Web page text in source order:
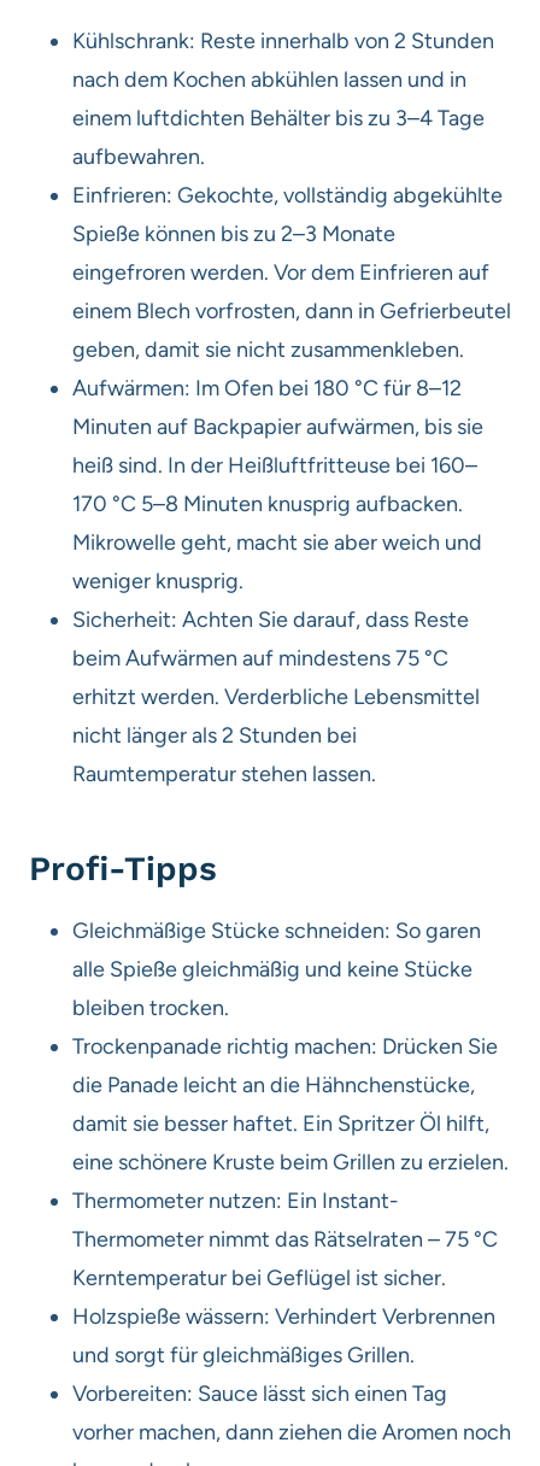
Kühlschrank: Reste innerhalb von 2 Stunden
nach dem Kochen abkühlen lassen und in
einem luftdichten Behälter bis zu 3–4 Tage
aufbewahren.
Einfrieren: Gekochte, vollständig abgekühlte
Spieße können bis zu 2–3 Monate
eingefroren werden. Vor dem Einfrieren auf
einem Blech vorfrosten, dann in Gefrierbeutel
geben, damit sie nicht zusammenkleben.
Aufwärmen: Im Ofen bei 180 °C für 8–12
Minuten auf Backpapier aufwärmen, bis sie
heiß sind. In der Heißluftfritteuse bei 160–
170 °C 5–8 Minuten knusprig aufbacken.
Mikrowelle geht, macht sie aber weich und
weniger knusprig.
Sicherheit: Achten Sie darauf, dass Reste
beim Aufwärmen auf mindestens 75 °C
erhitzt werden. Verderbliche Lebensmittel
nicht länger als 2 Stunden bei
Raumtemperatur stehen lassen.
Profi-Tipps
Gleichmäßige Stücke schneiden: So garen
alle Spieße gleichmäßig und keine Stücke
bleiben trocken.
Trockenpanade richtig machen: Drücken Sie
die Panade leicht an die Hähnchenstücke,
damit sie besser haftet. Ein Spritzer Öl hilft,
eine schönere Kruste beim Grillen zu erzielen.
Thermometer nutzen: Ein Instant-
Thermometer nimmt das Rätselraten – 75 °C
Kerntemperatur bei Geflügel ist sicher.
Holzspieße wässern: Verhindert Verbrennen
und sorgt für gleichmäßiges Grillen.
Vorbereiten: Sauce lässt sich einen Tag
vorher machen, dann ziehen die Aromen noch